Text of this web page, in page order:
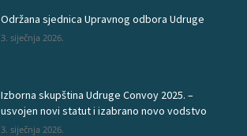
Održana sjednica Upravnog odbora Udruge
3. siječnja 2026.
Izborna skupština Udruge Convoy 2025. –
usvojen novi statut i izabrano novo vodstvo
3. siječnja 2026.